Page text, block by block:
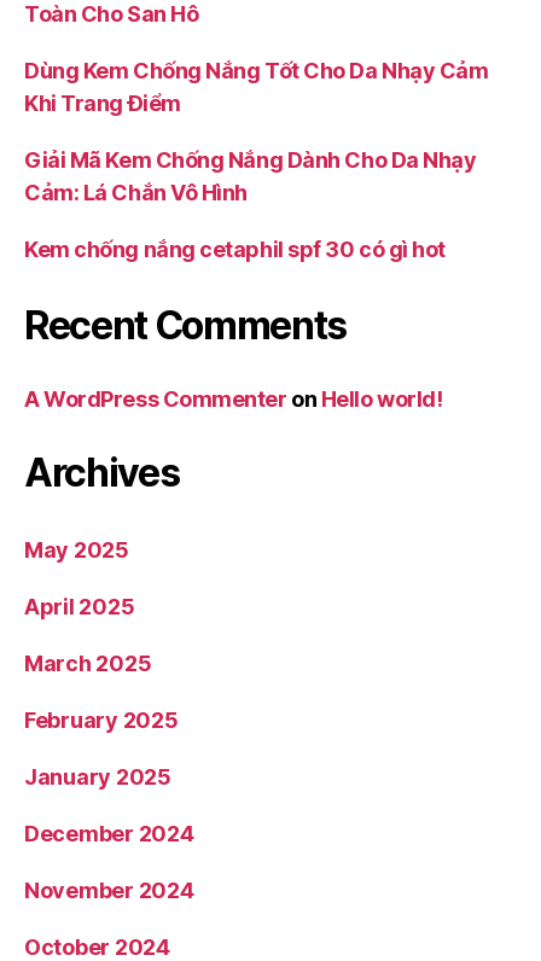
Toàn Cho San Hô
Dùng Kem Chống Nắng Tốt Cho Da Nhạy Cảm
Khi Trang Điểm
Giải Mã Kem Chống Nắng Dành Cho Da Nhạy
Cảm: Lá Chắn Vô Hình
Kem chống nắng cetaphil spf 30 có gì hot
Recent Comments
A WordPress Commenter on Hello world!
Archives
May 2025
April 2025
March 2025
February 2025
January 2025
December 2024
November 2024
October 2024